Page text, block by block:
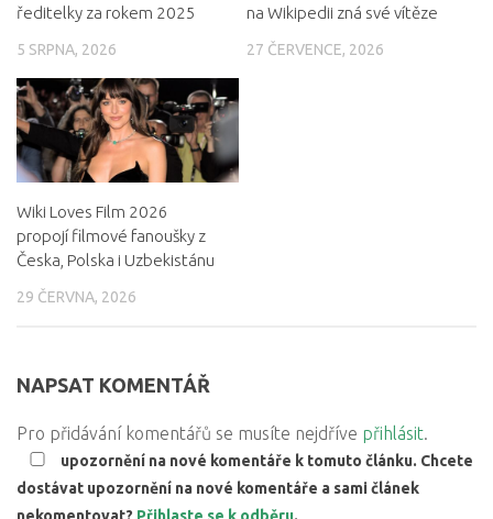
ředitelky za rokem 2025
5 SRPNA, 2026
na Wikipedii zná své vítěze
27 ČERVENCE, 2026
Wiki Loves Film 2026
propojí filmové fanoušky z
Česka, Polska i Uzbekistánu
29 ČERVNA, 2026
NAPSAT KOMENTÁŘ
Pro přidávání komentářů se musíte nejdříve přihlásit.
upozornění na nové komentáře k tomuto článku. Chcete
dostávat upozornění na nové komentáře a sami článek